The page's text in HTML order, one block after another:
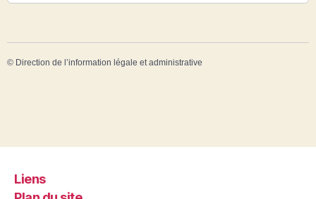
© Direction de l’information légale et administrative
Liens